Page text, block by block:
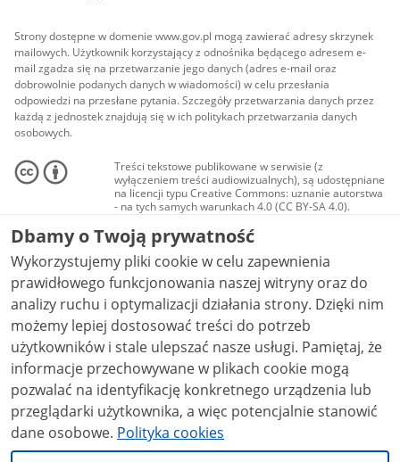
Strony dostępne w domenie www.gov.pl mogą zawierać adresy skrzynek
mailowych. Użytkownik korzystający z odnośnika będącego adresem e-
mail zgadza się na przetwarzanie jego danych (adres e-mail oraz
dobrowolnie podanych danych w wiadomości) w celu przesłania
odpowiedzi na przesłane pytania. Szczegóły przetwarzania danych przez
każdą z jednostek znajdują się w ich politykach przetwarzania danych
osobowych.
Treści tekstowe publikowane w serwisie (z
wyłączeniem treści audiowizualnych), są udostępniane
na licencji typu Creative Commons: uznanie autorstwa
- na tych samych warunkach 4.0 (CC BY-SA 4.0).
Materiały audiowizualne, w tym zdjęcia, materiały
audio i wideo, są udostępniane na licencji typu
Creative Commons: uznanie autorstwa użycie
niekomercyjne - bez utworów zależnych 4.0 (CC BY-
NC-ND 4.0), o ile nie jest to stwierdzone inaczej.
Dbamy o Twoją prywatność
Wykorzystujemy pliki cookie w celu zapewnienia
prawidłowego funkcjonowania naszej witryny oraz do
analizy ruchu i optymalizacji działania strony. Dzięki nim
możemy lepiej dostosować treści do potrzeb
użytkowników i stale ulepszać nasze usługi. Pamiętaj, że
informacje przechowywane w plikach cookie mogą
pozwalać na identyfikację konkretnego urządzenia lub
przeglądarki użytkownika, a więc potencjalnie stanowić
dane osobowe. Polityka cookies